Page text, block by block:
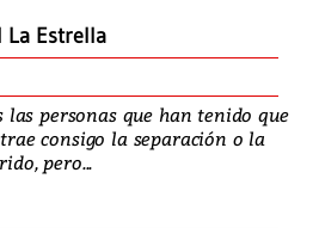
La Estrella
las personas que han tenido que
consigo la separación o la
pero...